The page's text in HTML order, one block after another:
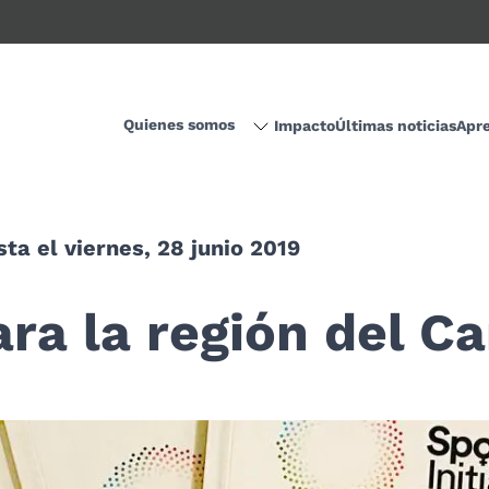
Quienes somos ImpactoÚltimas noticias
el viernes, 28 junio 2019
la región del